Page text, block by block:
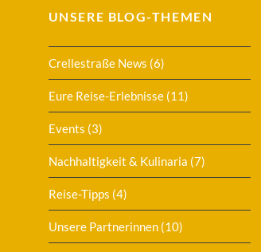
UNSERE BLOG-THEMEN
Crellestraße News (6)
Eure Reise-Erlebnisse(11)
Events (3)
Nachhaltigkeit & Kulinaria (7)
Reise-Tipps (4)
Unsere Partnerinnen(10)